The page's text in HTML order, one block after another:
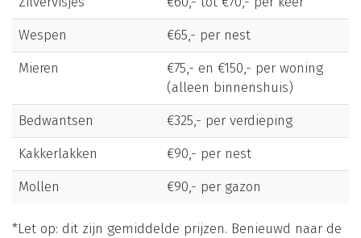
Wespen
€65,- per nest
Mieren
€75,- en €150,- per woning
(alleen binnenshuis)
Bedwantsen
€325,- per verdieping
Kakkerlakken
€90,- per nest
Mollen
€90,- per gazon
*Let op: dit zijn gemiddelde prijzen. Benieuwd naar de